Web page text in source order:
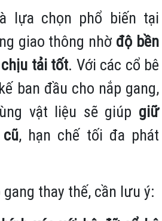
lựa chọn phổ biến tại
giao thông nhờ độ bền
tải tốt. Với các cổ bê
ban đầu cho nắp gang,
vật liệu sẽ giúp giữ
, hạn chế tối đa phát
thay thế, cần lưu ý: